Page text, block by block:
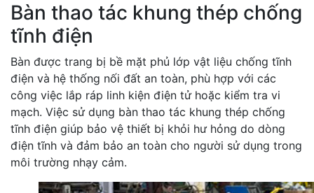
Bàn thao tác khung thép chống
tĩnh điện
Bàn được trang bị bề mặt phủ lớp vật liệu chống tĩnh
điện và hệ thống nối đất an toàn, phù hợp với các
công việc lắp ráp linh kiện điện tử hoặc kiểm tra vi
mạch. Việc sử dụng bàn thao tác khung thép chống
tĩnh điện giúp bảo vệ thiết bị khỏi hư hỏng do dòng
điện tĩnh và đảm bảo an toàn cho người sử dụng trong
môi trường nhạy cảm.